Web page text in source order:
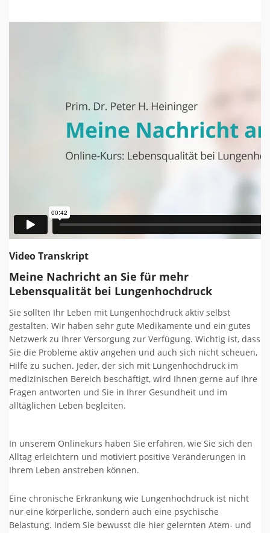
Video Transkript
Meine Nachricht an Sie für mehr
Lebensqualität bei Lungenhochdruck
Sie sollten Ihr Leben mit Lungenhochdruck aktiv selbst
gestalten. Wir haben sehr gute Medikamente und ein gutes
Netzwerk zu Ihrer Versorgung zur Verfügung. Wichtig ist, dass
Sie die Probleme aktiv angehen und auch sich nicht scheuen,
Hilfe zu suchen. Jeder, der sich mit Lungenhochdruck im
medizinischen Bereich beschäftigt, wird Ihnen gerne auf Ihre
Fragen antworten und Sie in Ihrer Gesundheit und im
alltäglichen Leben begleiten.
In unserem Onlinekurs haben Sie erfahren, wie Sie sich den
Alltag erleichtern und motiviert positive Veränderungen in
Ihrem Leben anstreben können.
Eine chronische Erkrankung wie Lungenhochdruck ist nicht
nur eine körperliche, sondern auch eine psychische
Belastung. Indem Sie bewusst die hier gelernten Atem- und